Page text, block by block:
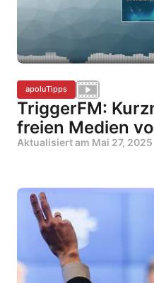
apoluTipps
TriggerFM:
freien Medien
Aktualisiert am Mai 27, 2025